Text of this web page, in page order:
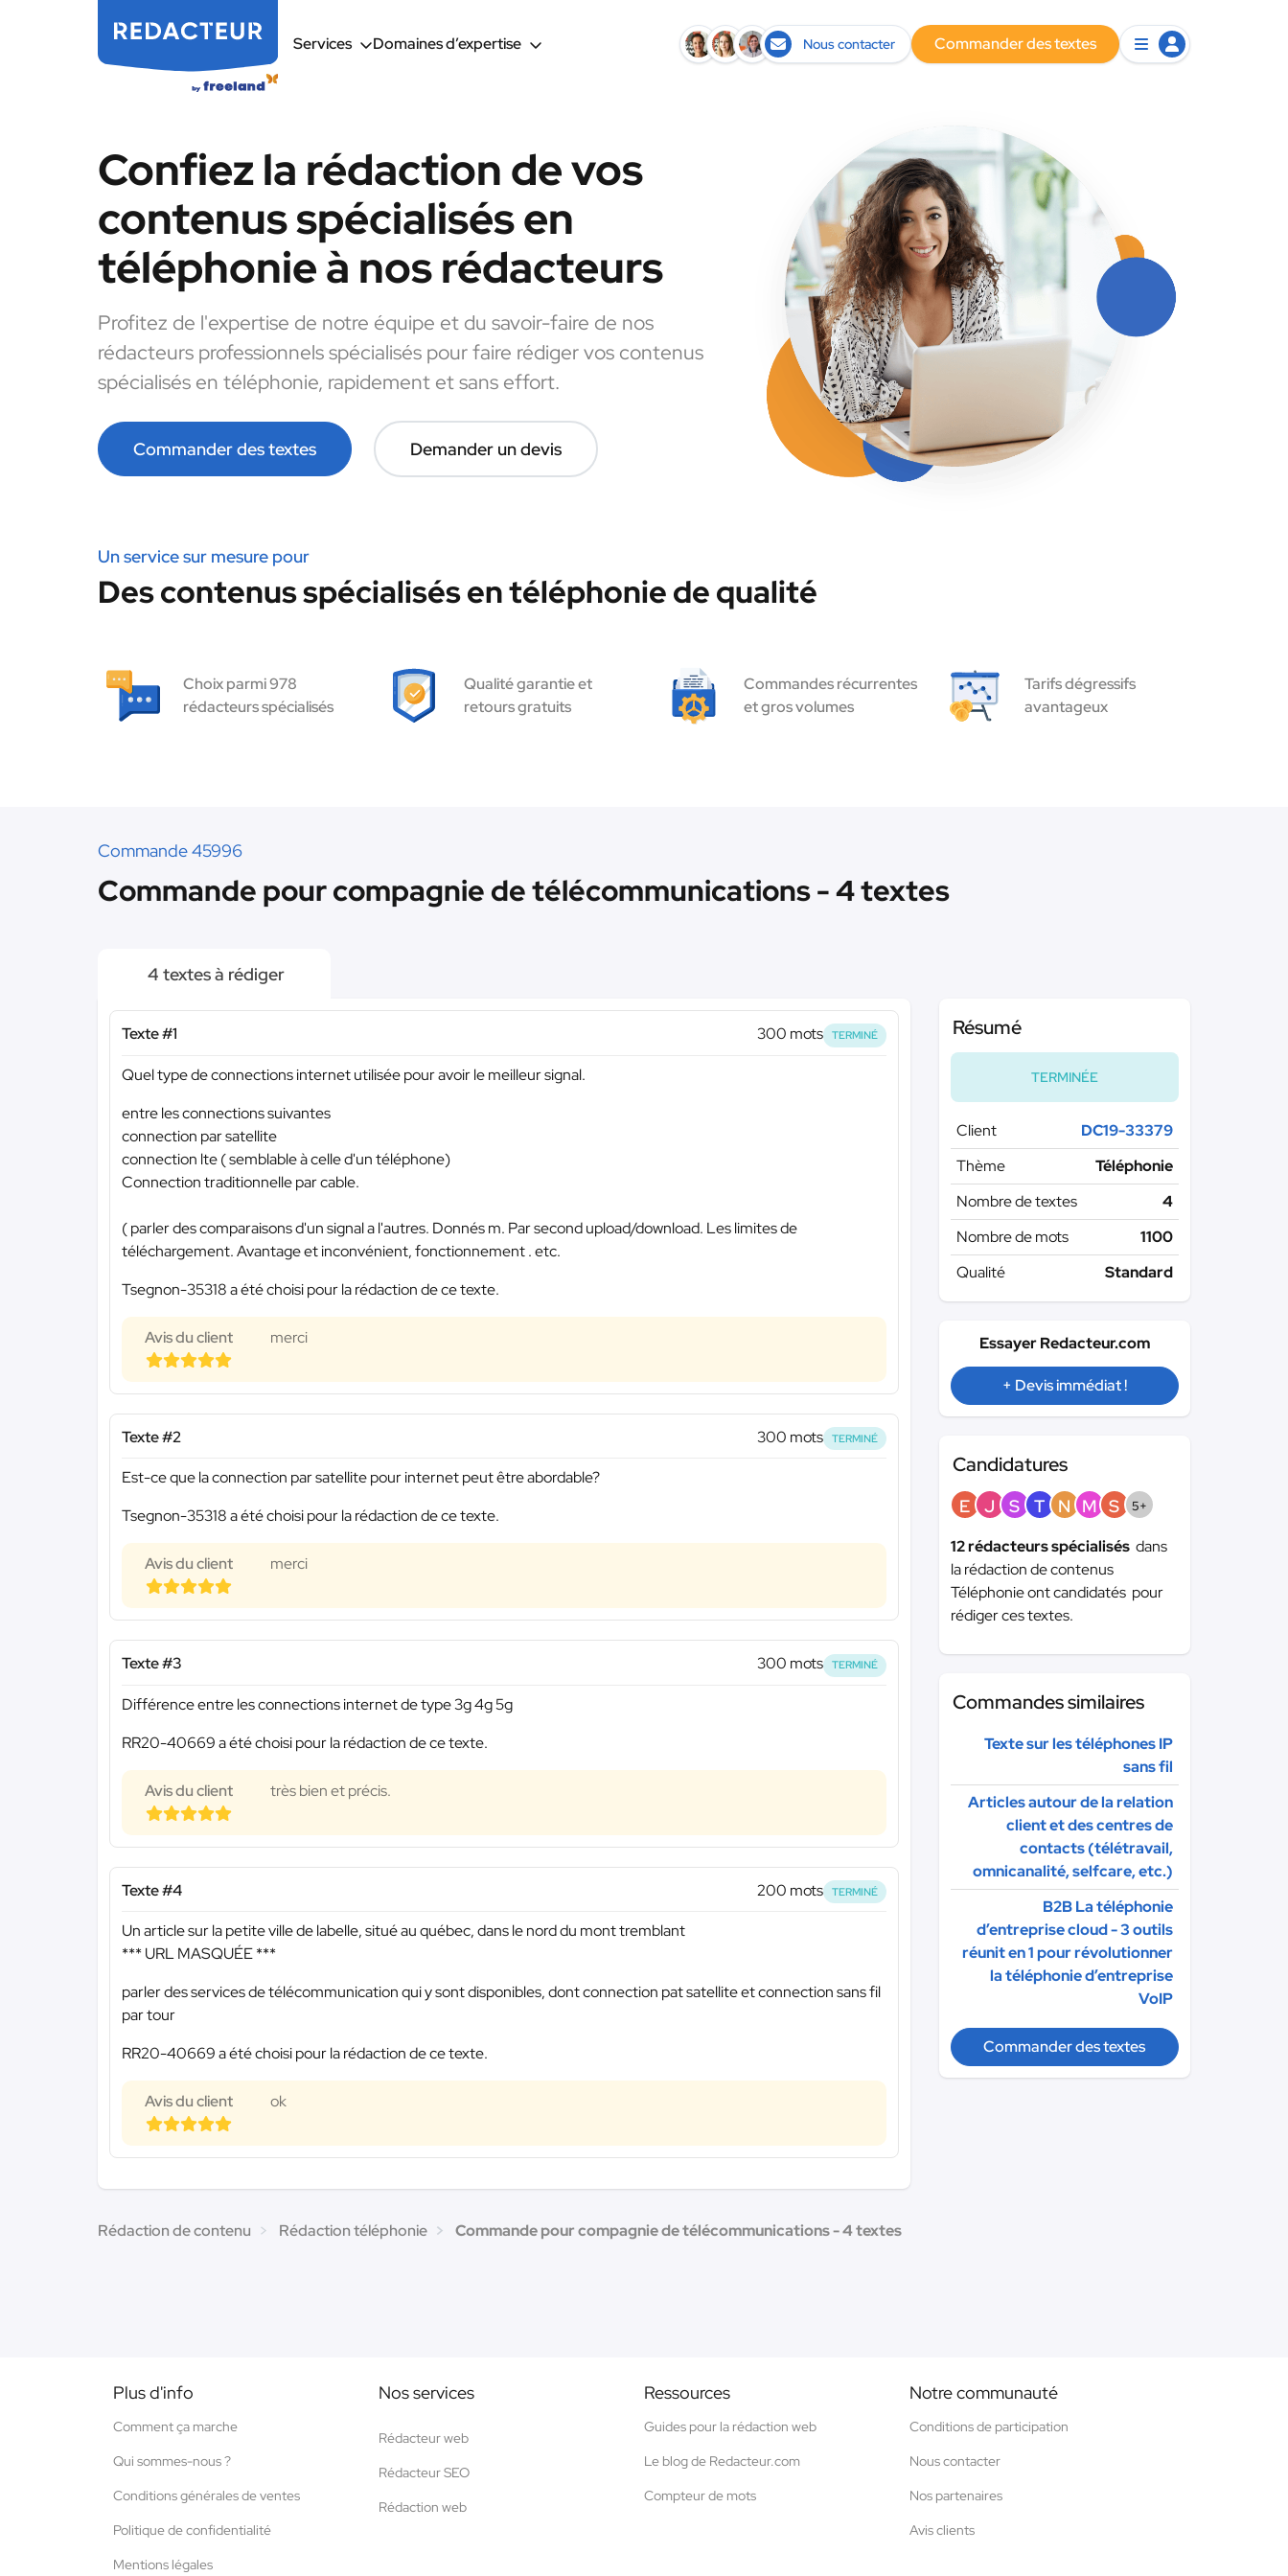
Services Domaines d’expertise Nous contacter Commander des textes
Confiez la rédaction de vos
contenus spécialisés en
téléphonie à nos rédacteurs
Profitez de l'expertise de notre équipe et du savoir-faire de nos
rédacteurs professionnels spécialisés pour faire rédiger vos contenus
spécialisés en téléphonie, rapidement et sans effort.
Commander des textes Demander un devis
Un service sur mesure pour
Des contenus spécialisés en téléphonie de qualité
Choix parmi 978
rédacteurs spécialisés
Qualité garantie et
retours gratuits
Commandes récurrentes
et gros volumes
Tarifs dégressifs
avantageux
Commande 45996
Commande pour compagnie de télécommunications - 4 textes
4 textes à rédiger
Texte #1 300 mots TERMINÉ
Quel type de connections internet utilisée pour avoir le meilleur signal.
entre les connections suivantes
connection par satellite
connection lte ( semblable à celle d'un téléphone)
Connection traditionnelle par cable.
( parler des comparaisons d'un signal a l'autres. Donnés m. Par second upload/download. Les limites de
téléchargement. Avantage et inconvénient, fonctionnement . etc.
Tsegnon-35318 a été choisi pour la rédaction de ce texte.
Avis du client merci
Texte #2 300 mots TERMINÉ
Est-ce que la connection par satellite pour internet peut être abordable?
Tsegnon-35318 a été choisi pour la rédaction de ce texte.
Avis du client merci
Texte #3 300 mots TERMINÉ
Différence entre les connections internet de type 3g 4g 5g
RR20-40669 a été choisi pour la rédaction de ce texte.
Avis du client très bien et précis.
Texte #4 200 mots TERMINÉ
Un article sur la petite ville de labelle, situé au québec, dans le nord du mont tremblant
*** URL MASQUÉE ***
parler des services de télécommunication qui y sont disponibles, dont connection pat satellite et connection sans fil
par tour
RR20-40669 a été choisi pour la rédaction de ce texte.
Avis du client ok
Résumé
TERMINÉE
Client
DC19-33379
Thème
Téléphonie
Nombre de textes
4
Nombre de mots
1100
Qualité
Standard
Essayer Redacteur.com
+ Devis immédiat !
Candidatures
E J S T N M S 5+
12 rédacteurs spécialisés dans
la rédaction de contenus
Téléphonie ont candidatés pour
rédiger ces textes.
Commandes similaires
Texte sur les téléphones IP
sans fil
Articles autour de la relation
client et des centres de
contacts (télétravail,
omnicanalité, selfcare, etc.)
B2B La téléphonie
d’entreprise cloud - 3 outils
réunit en 1 pour révolutionner
la téléphonie d’entreprise
VoIP
Commander des textes
Rédaction de contenu Rédaction téléphonie Commande pour compagnie de télécommunications - 4 textes
Plus d'info
Comment ça marche
Qui sommes-nous ?
Conditions générales de ventes
Politique de confidentialité
Mentions légales
Nos services
Rédacteur web
Rédacteur SEO
Rédaction web
Ressources
Guides pour la rédaction web
Le blog de Redacteur.com
Compteur de mots
Notre communauté
Conditions de participation
Nous contacter
Nos partenaires
Avis clients